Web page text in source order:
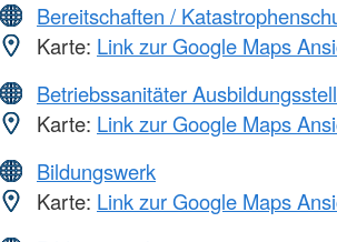
Bereitschaften /
Karte: Link zur Google Maps
Betriebssanitäter
Karte: Link zur Google Maps
Bildungswerk
Karte: Link zur Google Maps